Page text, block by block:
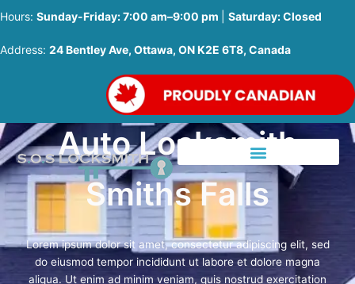
Hours: Sunday-Friday: 7:00 am–9:00 pm Saturday: Closed
Address: 24 Bentley Ave, Ottawa, ON K2E 6T8, Canada
Auto Locksmith
Smiths Falls
Lorem ipsum dolor sit amet, consectetur adipiscing elit, sed
do eiusmod tempor incididunt ut labore et dolore magna
aliqua. Ut enim ad minim veniam, quis nostrud exercitation